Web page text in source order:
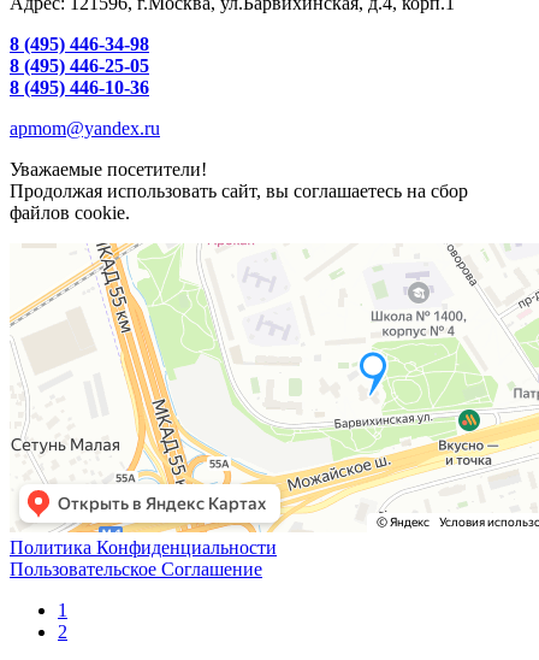
8 (495) 446-34-98
8 (495) 446-25-05
8 (495) 446-10-36
apmom@yandex.ru
Уважаемые посетители!
Продолжая использовать сайт, вы соглашаетесь на сбор
файлов cookie.
Политика Конфиденциальности
Пользовательское Соглашение
1
2